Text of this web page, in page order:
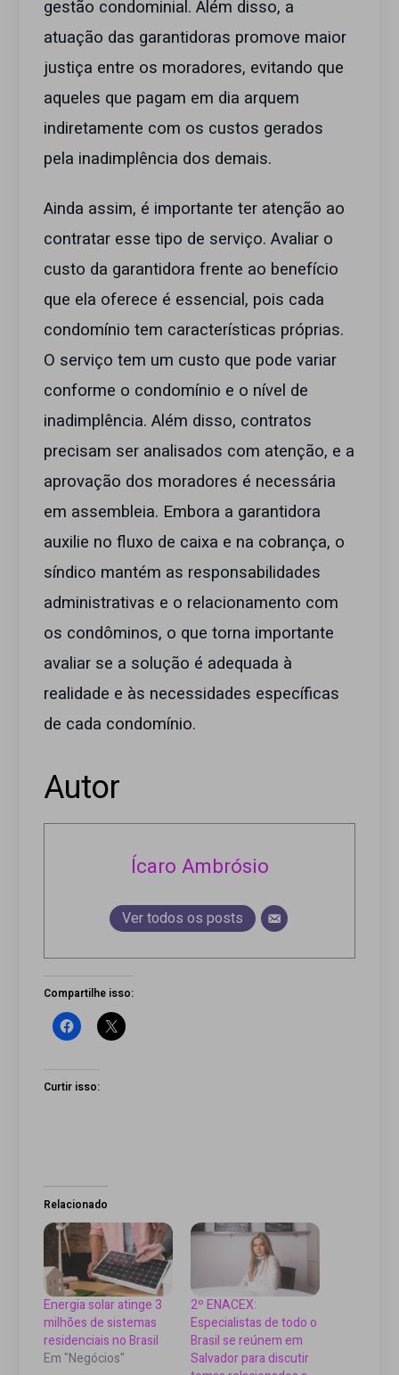
gestão condominial. Além disso, a
atuação das garantidoras promove maior
justiça entre os moradores, evitando que
aqueles que pagam em dia arquem
indiretamente com os custos gerados
pela inadimplência dos demais.
Ainda assim, é importante ter atenção ao
contratar esse tipo de serviço. Avaliar o
custo da garantidora frente ao benefício
que ela oferece é essencial, pois cada
condomínio tem características próprias.
O serviço tem um custo que pode variar
conforme o condomínio e o nível de
inadimplência. Além disso, contratos
precisam ser analisados com atenção, e a
aprovação dos moradores é necessária
em assembleia. Embora a garantidora
auxilie no fluxo de caixa e na cobrança, o
síndico mantém as responsabilidades
administrativas e o relacionamento com
os condôminos, o que torna importante
avaliar se a solução é adequada à
realidade e às necessidades específicas
de cada condomínio.
Autor
Ícaro Ambrósio
Ver todos os posts
Compartilhe isso:
Curtir isso:
Relacionado
Energia solar atinge 3
milhões de sistemas
residenciais no Brasil
Em "Negócios"
2º ENACEX:
Especialistas de todo o
Brasil se reúnem em
Salvador para discutir